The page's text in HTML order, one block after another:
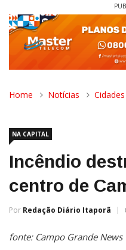
Home Notícias
NA CAPITAL
Incêndio
centro de
Por Redação Diário Itaporã
fonte: Campo Grande News